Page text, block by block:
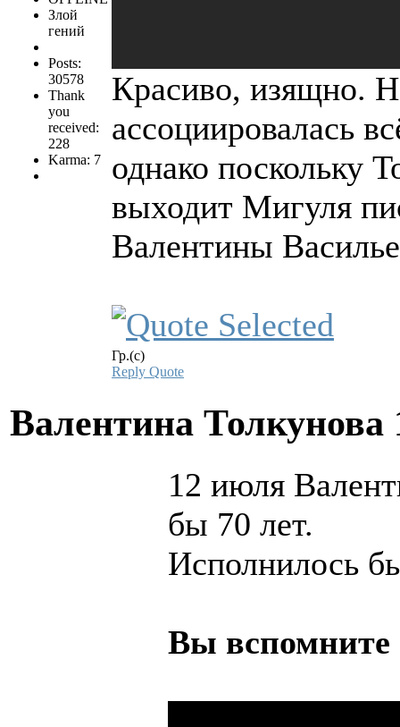
Злой
гений
Posts:
30578
Thank
you
received:
228
Karma: 7
Красиво, изящно.
ассоциировалась
однако поскольку
выходит Мигуля
Валентины
Гр.(с)
Reply Quote
Валентина Толкунова
12 июля
бы 70 лет.
Исполнилось
Вы вспомните